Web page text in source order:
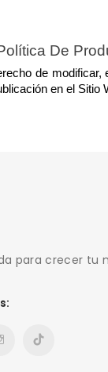
De
de
en el Sitio
para crecer tu